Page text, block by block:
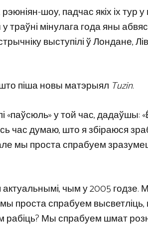
шоу, падчас якіх іх тур у
траўні мінулага года яны
выступілі ў Лондане,
піша новы матэрыял Tuzin.
у той час, дадаўшы:
час думаю, што я збіраюся
мы проста спрабуем
актуальнымі, чым у 2005
проста спрабуем
рабіць? Мы спрабуем шмат